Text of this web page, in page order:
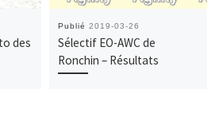
des
Publié 2019-03-26
Sélectif EO-AWC de
Ronchin – Résultats